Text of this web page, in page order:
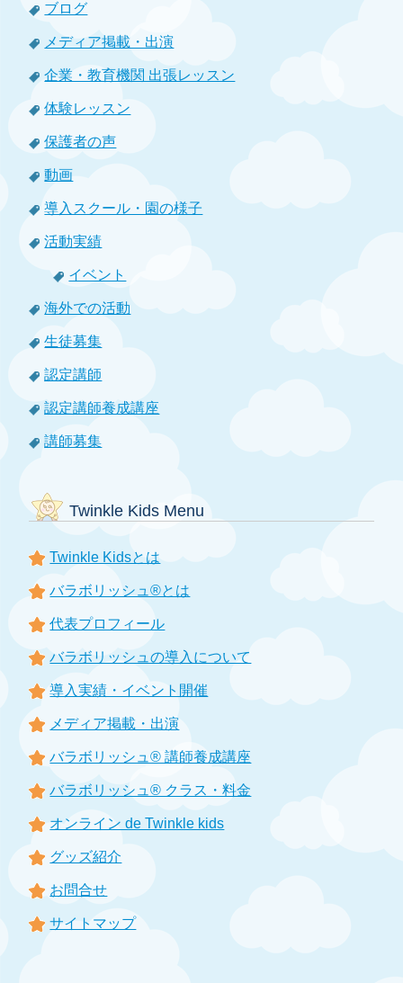
ブログ
メディア掲載・出演
企業・教育機関 出張レッスン
体験レッスン
保護者の声
動画
導入スクール・園の様子
活動実績
イベント
海外での活動
生徒募集
認定講師
認定講師養成講座
講師募集
Twinkle Kids Menu
Twinkle Kidsとは
バラボリッシュ®とは
代表プロフィール
バラボリッシュの導入について
導入実績・イベント開催
メディア掲載・出演
バラボリッシュ® 講師養成講座
バラボリッシュ® クラス・料金
オンライン de Twinkle kids
グッズ紹介
お問合せ
サイトマップ